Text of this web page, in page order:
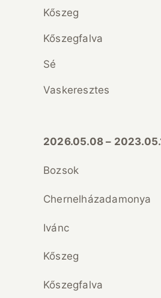
Kőszeg
Sé
2026.05.08 –
Bozsok
Ivánc
Kőszeg
Kőszegfalva